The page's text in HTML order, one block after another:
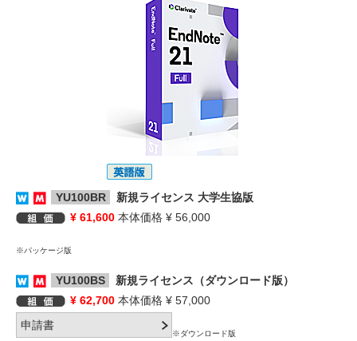
YU100BR
新規ライセンス 大学生協版
¥ 61,600 本体価格 ¥ 56,000
※パッケージ版
YU100BS
新規ライセンス（ダウンロード版）
¥ 62,700 本体価格 ¥ 57,000
※ダウンロード版